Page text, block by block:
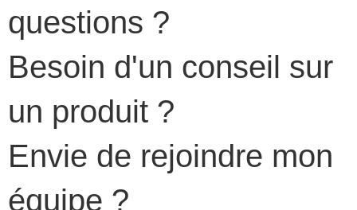
questions ?
Besoin d'un conseil sur
un produit ?
Envie de rejoindre mon
équipe ?